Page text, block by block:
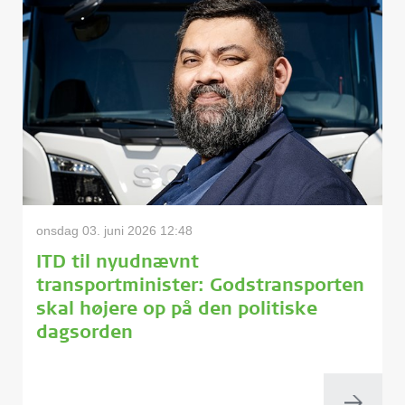
onsdag 03. juni 2026 12:48
ITD til nyudnævnt
transportminister: Godstransporten
skal højere op på den politiske
dagsorden